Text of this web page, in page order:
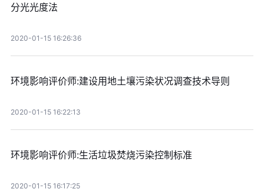
分光光度法
2020-01-15 16:26:36
环境影响评价师:建设用地土壤污染状况调查技术导则
2020-01-15 16:22:13
环境影响评价师:生活垃圾焚烧污染控制标准
2020-01-15 16:17:25